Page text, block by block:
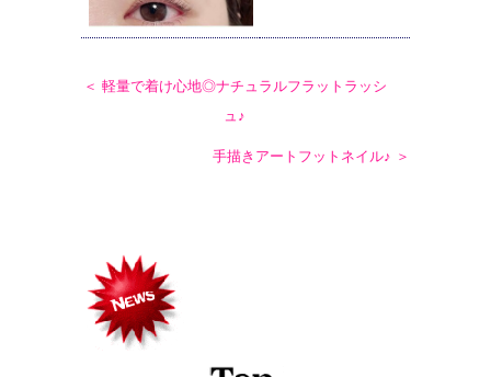
＜ 軽量で着け心地◎ナチュラルフラットラッシ
ュ♪
手描きアートフットネイル♪ ＞